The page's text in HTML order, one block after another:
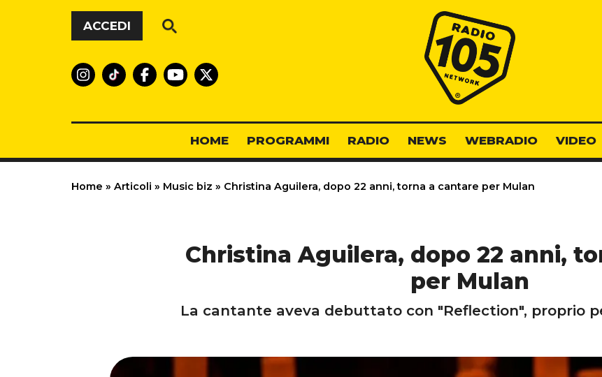
Vai al contenuto
ACCEDI
Radio 105
HOME PROGRAMMI RADIO NEWS WEBRADIO VIDEO
Home » Articoli » Music biz » Christina Aguilera, dopo 22 anni, torna a cantare per Mulan
Christina Aguilera, dopo 22 anni,
per Mulan
La cantante aveva debuttato con "Reflection", proprio